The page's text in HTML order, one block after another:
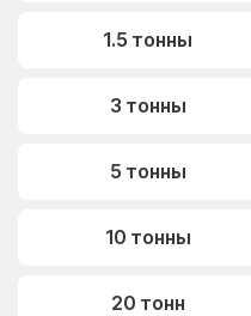
1.5 тонны
3 тонны
5 тонны
10 тонны
20 тонн